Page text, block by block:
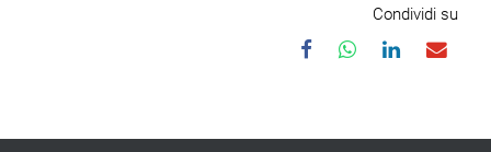
Condividi su